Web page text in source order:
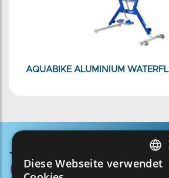
AQUABIKE ALUMINIUM
FRENCH
Diese Webseite verwendet